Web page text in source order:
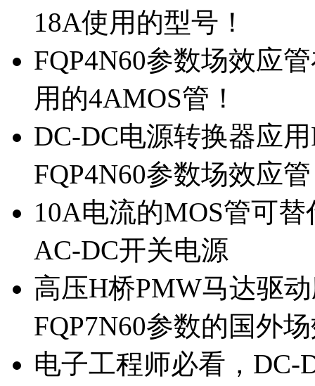
18A使用的型号！
FQP4N60参数场效应
用的4AMOS管！
DC-DC电源转换器应
FQP4N60参数场效应
10A电流的MOS管可
AC-DC开关电源
高压H桥PMW马达驱
FQP7N60参数的国外
电子工程师必看，DC-